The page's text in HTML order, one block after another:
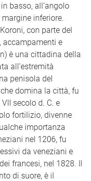
basso, all’angolo
inferiore.
con parte del
accampamenti e
è una cittadina della
all’estremità
penisola del
domina la città, fu
secolo d. C. e
fortilizio, divenne
importanza
nel 1206, fu
da veneziani e
francesi, nel 1828. Il
di suore, è il